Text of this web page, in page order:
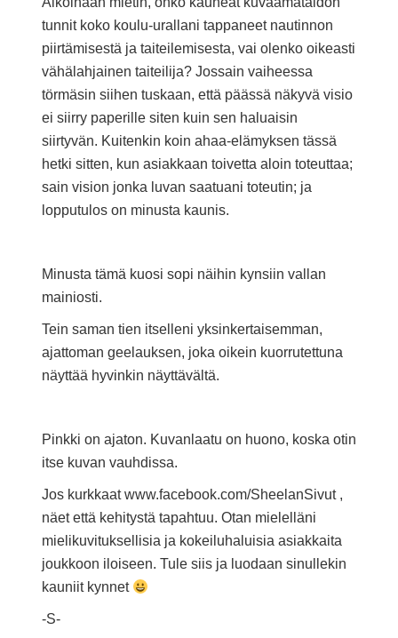
tunnit koko koulu-urallani tappaneet nautinnon
piirtämisestä ja taiteilemisesta, vai olenko oikeasti
vähälahjainen taiteilija? Jossain vaiheessa
törmäsin siihen tuskaan, että päässä näkyvä visio
ei siirry paperille siten kuin sen haluaisin
siirtyvän. Kuitenkin koin ahaa-elämyksen tässä
hetki sitten, kun asiakkaan toivetta aloin toteuttaa;
sain vision jonka luvan saatuani toteutin; ja
lopputulos on minusta kaunis.
Minusta tämä kuosi sopi näihin kynsiin vallan
mainiosti.
Tein saman tien itselleni yksinkertaisemman,
ajattoman geelauksen, joka oikein kuorrutettuna
näyttää hyvinkin näyttävältä.
Pinkki on ajaton. Kuvanlaatu on huono, koska otin
itse kuvan vauhdissa.
Jos kurkkaat www.facebook.com/SheelanSivut ,
näet että kehitystä tapahtuu. Otan mielelläni
mielikuvituksellisia ja kokeiluhaluisia asiakkaita
joukkoon iloiseen. Tule siis ja luodaan sinullekin
kauniit kynnet
-S-